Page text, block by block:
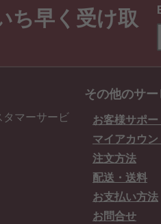
ち早く受け取
マーサービ
その他のサー
お客様サポー
マイアカウ
注文方法
配送・送料
お支払い方法
お問合せ